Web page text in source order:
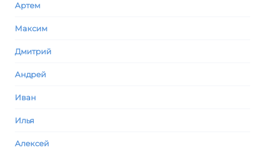
Артем
Максим
Дмитрий
Андрей
Иван
Илья
Алексей